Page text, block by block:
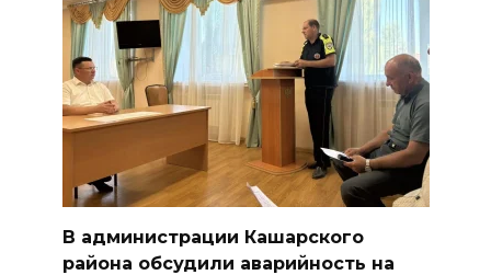
В администрации Кашарского
района обсудили аварийность на